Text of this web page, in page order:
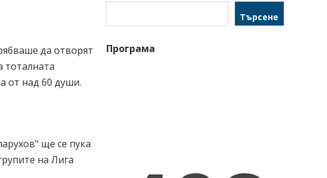
да отворят
тоталната
от над 60 души.
ще се пука
на Лига
Търсене
Програма